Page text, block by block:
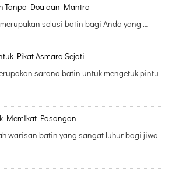
Tanpa Doa dan Mantra
solusi batin bagi Anda yang …
Pikat Asmara Sejati
sarana batin untuk mengetuk pintu
Memikat Pasangan
warisan batin yang sangat luhur bagi jiwa